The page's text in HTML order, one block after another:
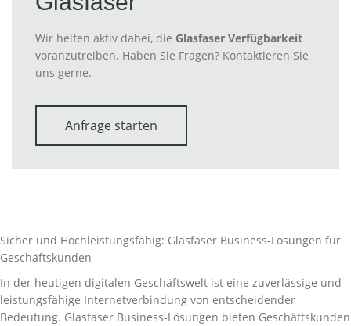
Wir helfen aktiv dabei, die Glasfaser Verfügbarkeit
voranzutreiben. Haben Sie Fragen? Kontaktieren Sie
uns gerne.
Anfrage starten
Sicher und Hochleistungsfähig: Glasfaser Business-Lösungen für
Geschäftskunden
In der heutigen digitalen Geschäftswelt ist eine zuverlässige und
leistungsfähige Internetverbindung von entscheidender
Bedeutung. Glasfaser Business-Lösungen bieten Geschäftskunden